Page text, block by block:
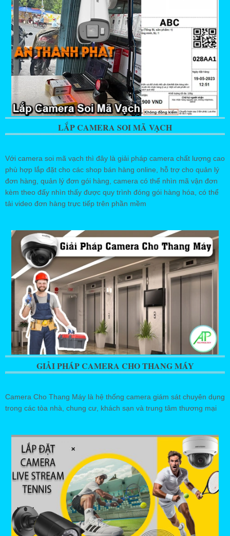
LẮP CAMERA SOI MÃ VẠCH
Với camera soi mã vạch thì đây là giải pháp camera chất lượng cao
phù hợp lắp đặt cho các shop bán hàng online, hỗ trợ cho quản lý
đơn hàng, quản lý đơn gói hàng, camera có thể nhìn mã vận đơn
kèm theo đấy nhìn thấy được quy trình đóng gói hàng hóa, có thể
tải video đơn hàng trực tiếp trên phần mềm
GIẢI PHÁP CAMERA CHO THANG MÁY
Camera Cho Thang Máy là hệ thống camera giám sát chuyên dụng
trong các tòa nhà, chung cư, khách sạn và trung tâm thương mại